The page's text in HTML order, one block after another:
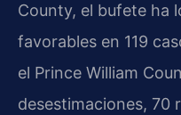
County, el bufete ha
favorables en 119
el Prince William
desestimaciones, 70